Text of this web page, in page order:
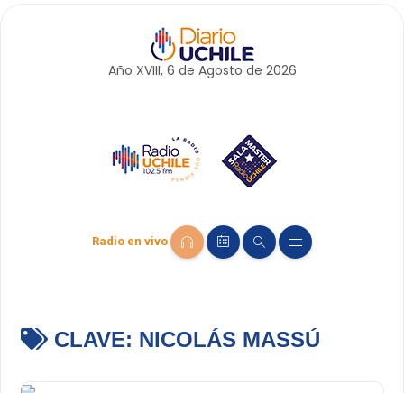
Año XVIII, 6 de Agosto de 2026
Radio en vivo
CLAVE: NICOLÁS MASSÚ